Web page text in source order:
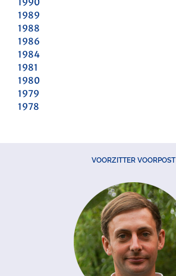
1989
1988
1986
1984
1981
1980
1979
1978
VOORZITTER VOORPOST